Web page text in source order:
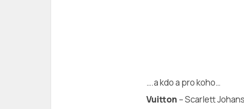
….a kdo a pro koho…
Vuitton – Scarlett